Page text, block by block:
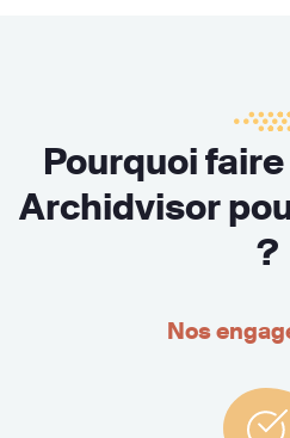
Pourquoi
Archidvisor
?
Nos